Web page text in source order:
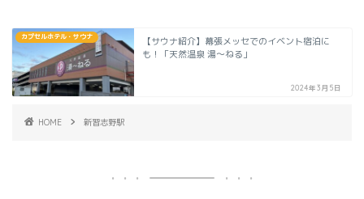
カプセルホテル・サウナ
【サウナ紹介】幕張メッセでのイベント宿泊に
も！「天然温泉 湯～ねる」
2024年3月5日
HOME 新習志野駅